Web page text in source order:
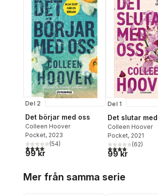
Del 2
Det börjar med oss
Colleen Hoover
Pocket, 2023
4,1utav 5 stjärnor. Totalt antal röster:
(54)
99 kr
Del 1
Det slutar
Colleen Hoover
Pocket, 2021
3,9utav 5(62)
99 kr
Mer från samma serie